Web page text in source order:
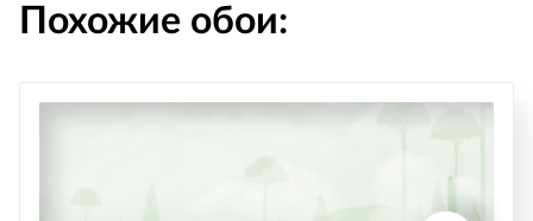
Похожие обои: